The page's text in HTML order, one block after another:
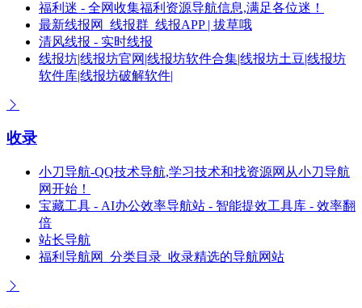
福利迷 - 全网收集福利资源导航信息,满足各位迷！
最新线报网_线报群_线报APP | 拔草哦
清风线报 - 实时线报
线报坊|线报坊官网|线报坊软件合集|线报坊土豆|线报坊
软件库|线报坊破解软件|
收录
小刀导航-QQ技术导航,学习技术和找资源网从小刀导航
网开始！
宝藏工具 - AI办公效率导航站 - 智能提效工具库 - 效率翻
倍
站长导航
福利导航网_分类目录_收录精选的导航网站